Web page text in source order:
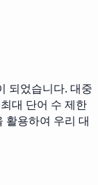
되었습니다. 대중
대 단어 수 제한
활용하여 우리 대